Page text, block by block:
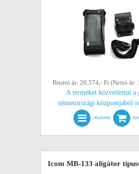
Bruttó ár: 20.574,- Ft (Nettó ár:
A terméket közvetlenül a
németországi központjából
részletek
Icom MB-133 aligátor